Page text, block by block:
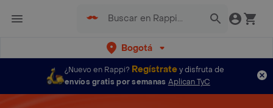
Bogotá
¿Nuevo en Rappi? Regístratey disfruta de
envíos gratis por semanas Aplican TyC